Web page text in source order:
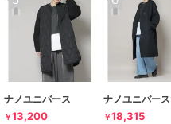
ナノユニバース
￥13,200
ナノユニバース
￥18,315